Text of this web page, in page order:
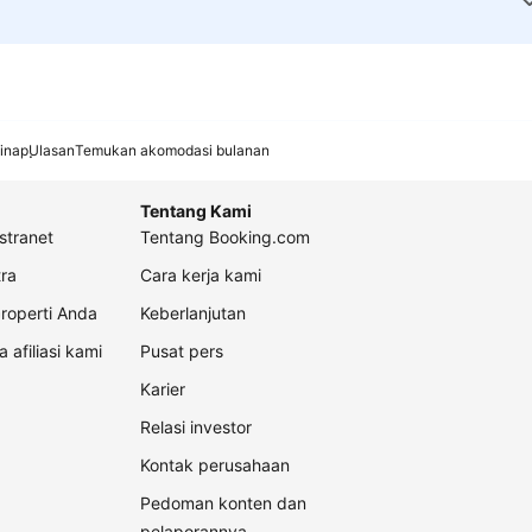
UlasanTemukan akomodasi bulanan
Anda
afiliasi kami
Tentang Kami
Tentang Booking.com
Cara kerja kami
Keberlanjutan
Pusat pers
Karier
Relasi investor
Kontak perusahaan
Pedoman konten dan